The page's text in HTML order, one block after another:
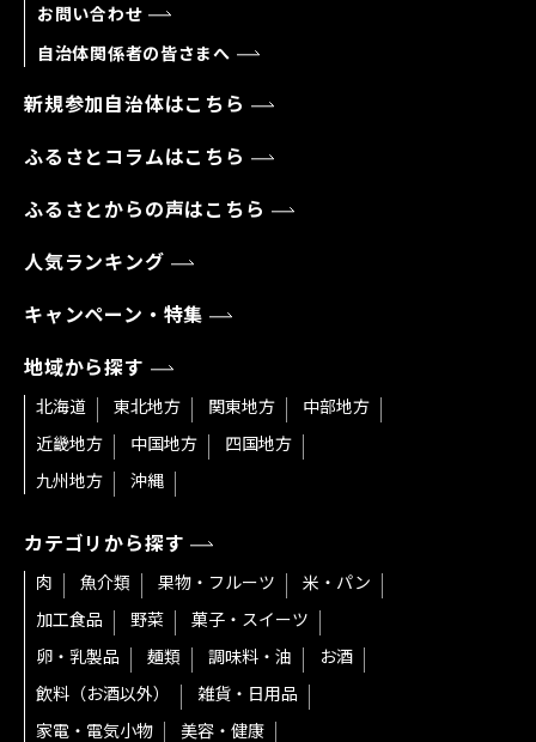
お問い合わせ
自治体関係者の皆さまへ
新規参加自治体はこちら
ふるさとコラムはこちら
ふるさとからの声はこちら
人気ランキング
キャンペーン・特集
地域から探す
北海道 東北地方 関東地方
中部地方
近畿地方
中国地方
四国地方
九州地方
沖縄
カテゴリから探す
肉 魚介類 果物・フルーツ
米・パン
加工食品
野菜
菓子・スイーツ
卵・乳製品
麺類 調味料・油
お酒
飲料（お酒以外）
雑貨・日用品
家電・電気小物
美容・健康